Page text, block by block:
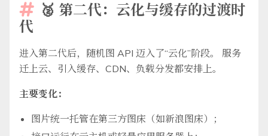

🥈 第二代：云化与缓存的过渡时
代
进入第二代后，随机图 API 迈入了“云化”阶段。 服务
迁上云、引入缓存、CDN、负载分发都安排上。
主要变化：
图片统一托管在第三方图床（如新浪图床）；